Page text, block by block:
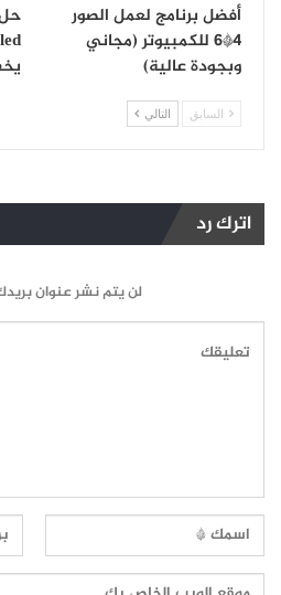
أفضل برنامج لعمل الصور
4*6 للكمبيوتر (مجاني
وبجودة عالية)
السابق التالي
اترك رد
لن يتم نشر عنوان